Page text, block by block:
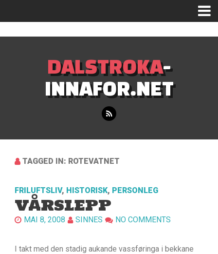
DALSTROKA-
INNAFOR.NET
TAGGED IN: ROTEVATNET
FRILUFTSLIV, HISTORISK, PERSONLEG
VÅRSLEPP
MAI 8, 2008 SINNES NO COMMENTS
I takt med den stadig aukande vassføringa i bekkane